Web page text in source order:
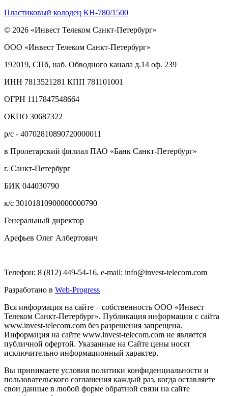
Пластиковый колодец КН-780/1500
© 2026 «Инвест Телеком Санкт-Петербург»
ООО «Инвест Телеком Санкт-Петербург»
192019, СПб, наб. Обводного канала д.14 оф. 239
ИНН 7813521281 КПП 781101001
ОГРН 1117847548664
ОКПО 30687322
р/с - 40702810890720000011
в Пролетарский филиал ПАО «Банк Санкт-Петербург»
г. Санкт-Петербург
БИК 044030790
к/с 30101810900000000790
Генеральный директор
Арефьев Олег Албертович
Телефон: 8 (812) 449-54-16, e-mail: info@invest-telecom.com
Разработано в Web-Progress
Вся информация на сайте – собственность ООО «Инвест
Телеком Санкт-Петербург». Публикация информации с сайта
www.invest-telecom.com без разрешения запрещена.
Информация на сайте www.invest-telecom.com не является
публичной офертой. Указанные на Сайте цены носят
исключительно информационный характер.
Вы принимаете условия политики конфиденциальности и
пользовательского соглашения каждый раз, когда оставляете
свои данные в любой форме обратной связи на сайте